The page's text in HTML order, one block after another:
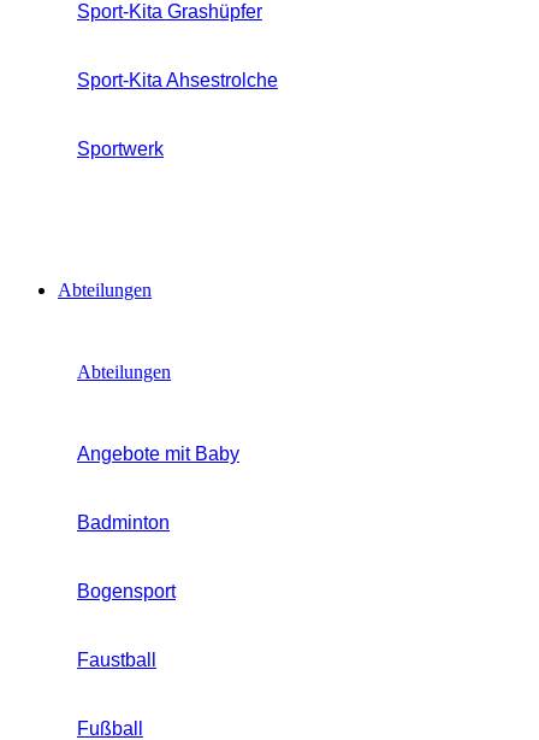
Sport-Kita Grashüpfer
Sport-Kita Ahsestrolche
Sportwerk
Abteilungen
Abteilungen
Angebote mit Baby
Badminton
Bogensport
Faustball
Fußball